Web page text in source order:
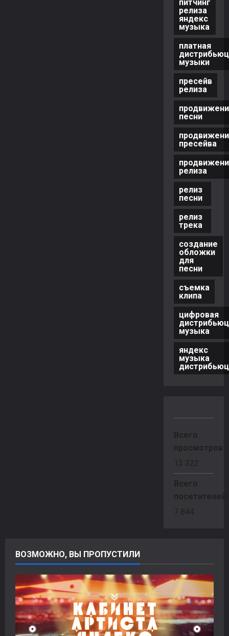
питчинг
релиза
яндекс
музыка
платная
музыки
пресейв
релиза
песни
пресейва
релиза
релиз
песни
релиз
трека
создание
обложки
для
песни
съемка
клипа
цифровая
музыка
яндекс
музыка
Всего
просмотров:
13 322
Всего
7 844
ВОЗМОЖНО, ВЫ ПРОПУСТИЛИ